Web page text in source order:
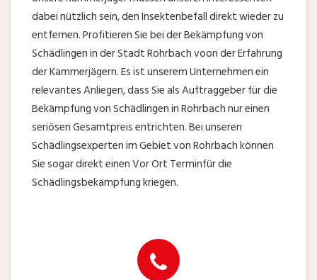
dabei nützlich sein, den Insektenbefall direkt wieder zu
entfernen. Profitieren Sie bei der Bekämpfung von
Schädlingen in der Stadt Rohrbach voon der Erfahrung
der Kammerjägern. Es ist unserem Unternehmen ein
relevantes Anliegen, dass Sie als Auftraggeber für die
Bekämpfung von Schädlingen in Rohrbach nur einen
seriösen Gesamtpreis entrichten. Bei unseren
Schädlingsexperten im Gebiet von Rohrbach können
Sie sogar direkt einen Vor Ort Terminfür die
Schädlingsbekämpfung kriegen.